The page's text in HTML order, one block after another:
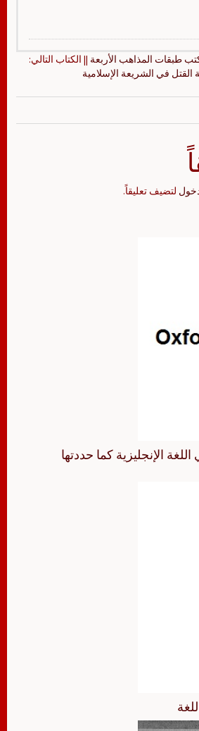
طبقات المذاهب الأربعة || الكتاب التالي:
القتل في الشريعة الإسلامية
لتضيف تعليقاً.
في اللغة الإنجليزية كما حددتها